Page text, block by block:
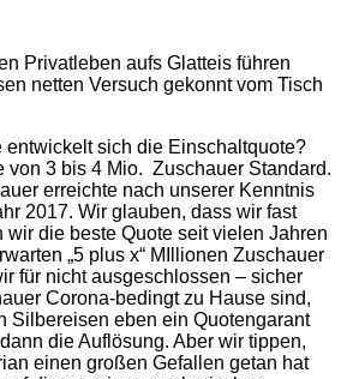
Privatleben aufs Glatteis führen
netten Versuch gekonnt vom Tisch
entwickelt sich die Einschaltquote?
von 3 bis 4 Mio. Zuschauer Standard.
erreichte nach unserer Kenntnis
2017. Wir glauben, dass wir fast
wir die beste Quote seit vielen Jahren
„5 plus x“ MIllionen Zuschauer
für nicht ausgeschlossen – sicher
Corona-bedingt zu Hause sind,
Silbereisen eben ein Quotengarant
die Auflösung. Aber wir tippen,
einen großen Gefallen getan hat